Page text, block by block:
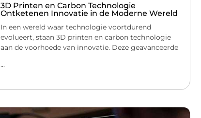
3D Printen en Carbon Technologie
Ontketenen Innovatie in de Moderne Wereld
In een wereld waar technologie voortdurend
evolueert, staan 3D printen en carbon technologie
aan de voorhoede van innovatie. Deze geavanceerde
...